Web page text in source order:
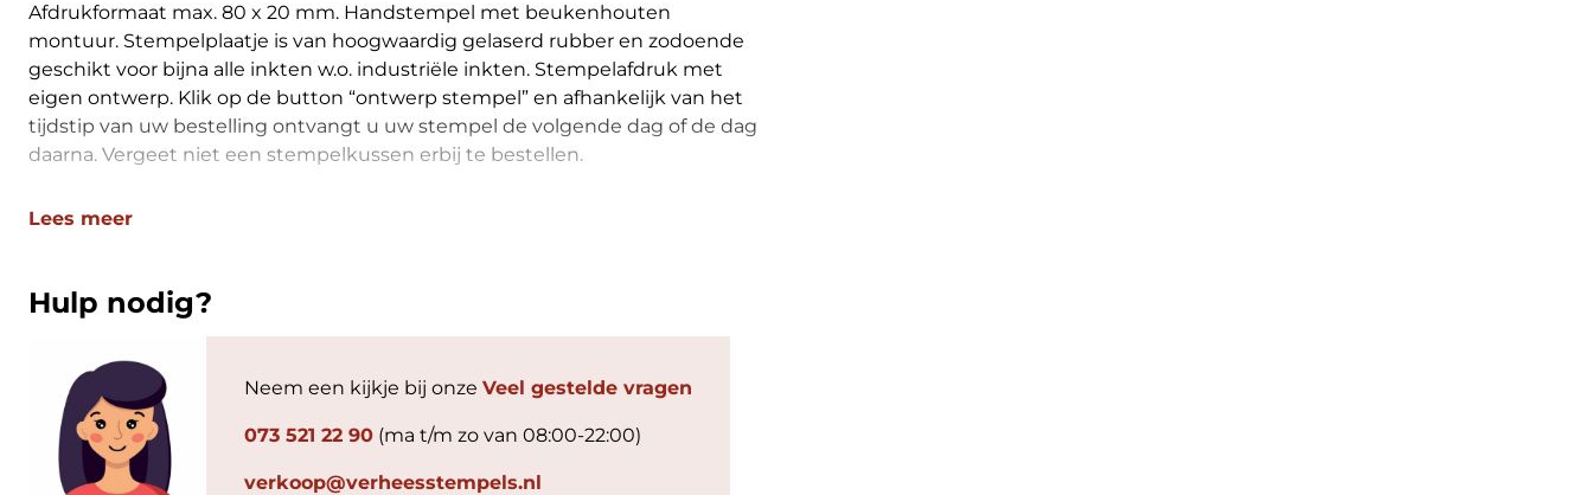
Afdrukformaat max. 80 x 20 mm. Handstempel met beukenhouten
montuur. Stempelplaatje is van hoogwaardig gelaserd rubber en zodoende
geschikt voor bijna alle inkten w.o. industriële inkten. Stempelafdruk met
eigen ontwerp. Klik op de button “ontwerp stempel” en afhankelijk van het
tijdstip van uw bestelling ontvangt u uw stempel de volgende dag of de dag
daarna. Vergeet niet een stempelkussen erbij te bestellen.
Lees meer
Hulp nodig?
Neem een kijkje bij onze Veel gestelde vragen
073 521 22 90 (ma t/m zo van 08:00-22:00)
verkoop@verheesstempels.nl